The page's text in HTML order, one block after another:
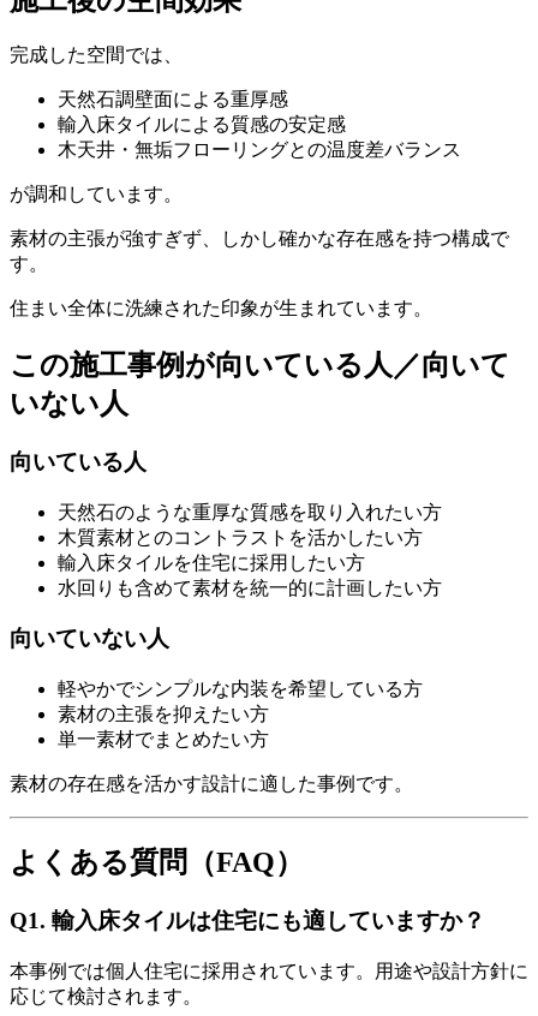
完成した空間では、
天然石調壁面による重厚感
輸入床タイルによる質感の安定感
木天井・無垢フローリングとの温度差バランス
が調和しています。
素材の主張が強すぎず、しかし確かな存在感を持つ構成で
す。
住まい全体に洗練された印象が生まれています。
この施工事例が向いている人／向いて
いない人
向いている人
天然石のような重厚な質感を取り入れたい方
木質素材とのコントラストを活かしたい方
輸入床タイルを住宅に採用したい方
水回りも含めて素材を統一的に計画したい方
向いていない人
軽やかでシンプルな内装を希望している方
素材の主張を抑えたい方
単一素材でまとめたい方
素材の存在感を活かす設計に適した事例です。
よくある質問（FAQ）
Q1. 輸入床タイルは住宅にも適していますか？
本事例では個人住宅に採用されています。用途や設計方針に
応じて検討されます。